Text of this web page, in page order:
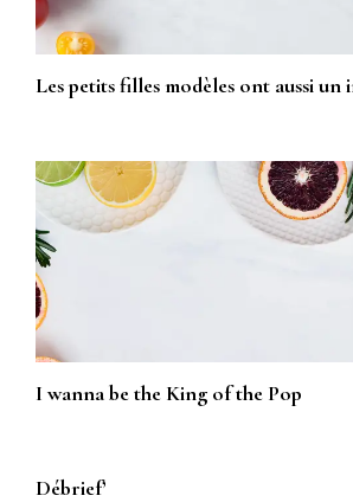
Les petits filles modèles ont aussi
I wanna be the King of the Pop
Débrief’